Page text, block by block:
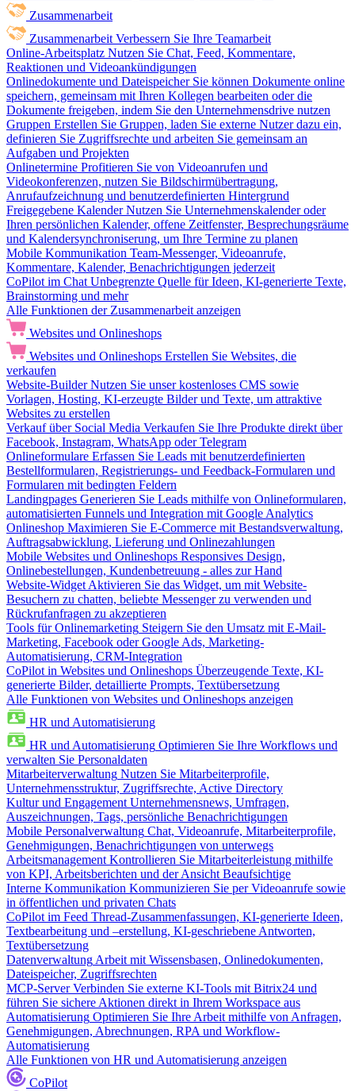
Zusammenarbeit
Zusammenarbeit Verbessern Sie Ihre Teamarbeit
Online-Arbeitsplatz Nutzen Sie Chat, Feed, Kommentare,
Reaktionen und Videoankündigungen
Onlinedokumente und Dateispeicher Sie können Dokumente online
speichern, gemeinsam mit Ihren Kollegen bearbeiten oder die
Dokumente freigeben, indem Sie den Unternehmensdrive nutzen
Gruppen Erstellen Sie Gruppen, laden Sie externe Nutzer dazu ein,
definieren Sie Zugriffsrechte und arbeiten Sie gemeinsam an
Aufgaben und Projekten
Onlinetermine Profitieren Sie von Videoanrufen und
Videokonferenzen, nutzen Sie Bildschirmübertragung,
Anrufaufzeichnung und benutzerdefinierten Hintergrund
Freigegebene Kalender Nutzen Sie Unternehmenskalender oder
Ihren persönlichen Kalender, offene Zeitfenster, Besprechungsräume
und Kalendersynchroniserung, um Ihre Termine zu planen
Mobile Kommunikation Team-Messenger, Videoanrufe,
Kommentare, Kalender, Benachrichtigungen jederzeit
CoPilot im Chat Unbegrenzte Quelle für Ideen, KI-generierte Texte,
Brainstorming und mehr
Alle Funktionen der Zusammenarbeit anzeigen
Websites und Onlineshops
Websites und Onlineshops Erstellen Sie Websites, die
verkaufen
Website-Builder Nutzen Sie unser kostenloses CMS sowie
Vorlagen, Hosting, KI-erzeugte Bilder und Texte, um attraktive
Websites zu erstellen
Verkauf über Social Media Verkaufen Sie Ihre Produkte direkt über
Facebook, Instagram, WhatsApp oder Telegram
Onlineformulare Erfassen Sie Leads mit benutzerdefinierten
Bestellformularen, Registrierungs- und Feedback-Formularen und
Formularen mit bedingten Feldern
Landingpages Generieren Sie Leads mithilfe von Onlineformularen,
automatisierten Funnels und Integration mit Google Analytics
Onlineshop Maximieren Sie E-Commerce mit Bestandsverwaltung,
Auftragsabwicklung, Lieferung und Onlinezahlungen
Mobile Websites und Onlineshops Responsives Design,
Onlinebestellungen, Kundenbetreuung - alles zur Hand
Website-Widget Aktivieren Sie das Widget, um mit Website-
Besuchern zu chatten, beliebte Messenger zu verwenden und
Rückrufanfragen zu akzeptieren
Tools für Onlinemarketing Steigern Sie den Umsatz mit E-Mail-
Marketing, Facebook oder Google Ads, Marketing-
Automatisierung, CRM-Integration
CoPilot in Websites und Onlineshops Überzeugende Texte, KI-
generierte Bilder, detaillierte Prompts, Textübersetzung
Alle Funktionen von Websites und Onlineshops anzeigen
HR und Automatisierung
HR und Automatisierung Optimieren Sie Ihre Workflows und
verwalten Sie Personaldaten
Mitarbeiterverwaltung Nutzen Sie Mitarbeiterprofile,
Unternehmensstruktur, Zugriffsrechte, Active Directory
Kultur und Engagement Unternehmensnews, Umfragen,
Auszeichnungen, Tags, persönliche Benachrichtigungen
Mobile Personalverwaltung Chat, Videoanrufe, Mitarbeiterprofile,
Genehmigungen, Benachrichtigungen von unterwegs
Arbeitsmanagement Kontrollieren Sie Mitarbeiterleistung mithilfe
von KPI, Arbeitsberichten und der Ansicht Beaufsichtige
Interne Kommunikation Kommunizieren Sie per Videoanrufe sowie
in öffentlichen und privaten Chats
CoPilot im Feed Thread-Zusammenfassungen, KI-generierte Ideen,
Textbearbeitung und –erstellung, KI-geschriebene Antworten,
Textübersetzung
Datenverwaltung Arbeit mit Wissensbasen, Onlinedokumenten,
Dateispeicher, Zugriffsrechten
MCP-Server Verbinden Sie externe KI-Tools mit Bitrix24 und
führen Sie sichere Aktionen direkt in Ihrem Workspace aus
Automatisierung Optimieren Sie Ihre Arbeit mithilfe von Anfragen,
Genehmigungen, Abrechnungen, RPA und Workflow-
Automatisierung
Alle Funktionen von HR und Automatisierung anzeigen
CoPilot